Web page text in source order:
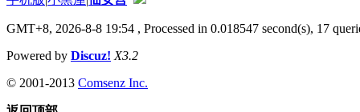
GMT+8, 2026-8-8 19:54 , Processed in 0.018547 second(s), 17
Powered by Discuz! X3.2
© 2001-2013 Comsenz Inc.